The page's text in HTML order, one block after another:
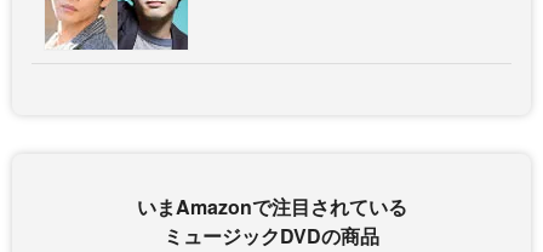
いまAmazonで注目されている
ミュージックDVDの商品